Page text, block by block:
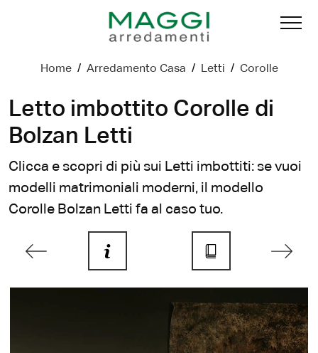
Home / Arredamento Casa / Letti / Corolle
Letto imbottito Corolle di
Bolzan Letti
Clicca e scopri di più sui Letti imbottiti: se vuoi
modelli matrimoniali moderni, il modello
Corolle Bolzan Letti fa al caso tuo.